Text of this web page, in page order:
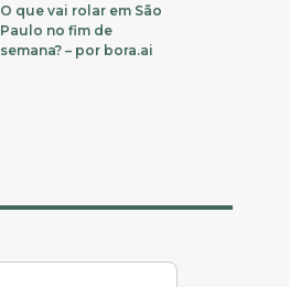
O que vai rolar em São
Paulo no fim de
semana? – por bora.ai